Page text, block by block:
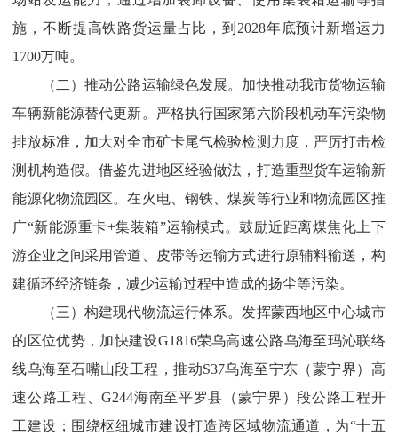
施，不断提高铁路货运量占比，到 2028年底预计新增运力
1700万吨。
（二）推动公路运输绿色发展。 加快推动我市货物运输
车辆新能源替代更新。严格执行国家第六阶段机动车污染物
排放标准，加大对全市矿卡尾气检验检测力度，严厉打击检
测机构造假。借鉴先进地区经验做法，打造重型货车运输新
能源化物流园区。在火电、钢铁、煤炭等行业和物流园区推
广“新能源重卡+集装箱”运输模式。鼓励近距离煤焦化上下
游企业之间采用管道、皮带等运输方式进行原辅料输送，构
建循环经济链条，减少运输过程中造成的扬尘等污染。
（三）构建现代物流运行体系。 发挥蒙西地区中心城市
的区位优势，加快建设G1816荣乌高速公路乌海至玛沁联络
线乌海至石嘴山段工程，推动S37乌海至宁东 （蒙宁界） 高
速公路工程、G244海南至平罗县 （蒙宁界）段公路工程开
工建设；围绕枢纽城市建设打造跨区域物流通道， 为“十五